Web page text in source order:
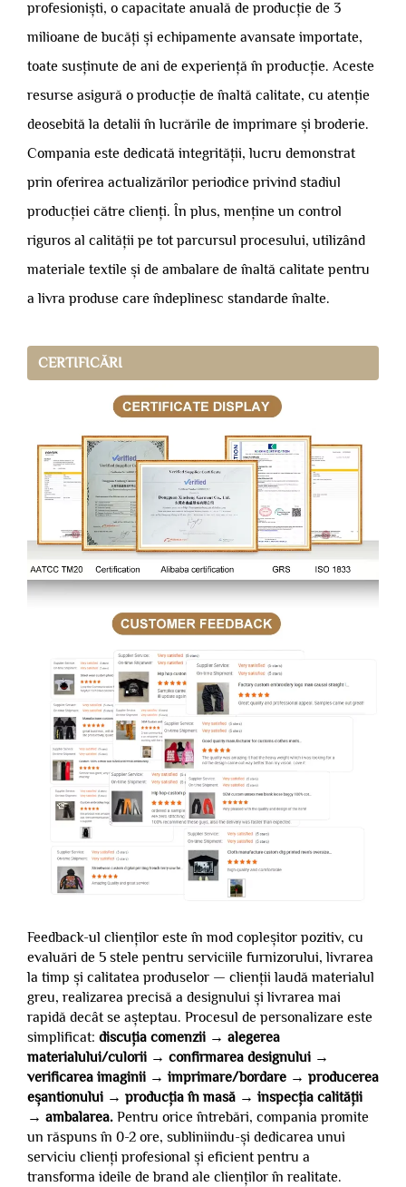
profesioniști, o capacitate anuală de producție de 3
milioane de bucăți și echipamente avansate importate,
toate susținute de ani de experiență în producție. Aceste
resurse asigură o producție de înaltă calitate, cu atenție
deosebită la detalii în lucrările de imprimare și broderie.
Compania este dedicată integrității, lucru demonstrat
prin oferirea actualizărilor periodice privind stadiul
producției către clienți. În plus, menține un control
riguros al calității pe tot parcursul procesului, utilizând
materiale textile și de ambalare de înaltă calitate pentru
a livra produse care îndeplinesc standarde înalte.
CERTIFICĂRI
Feedback-ul clienților este în mod copleșitor pozitiv, cu
evaluări de 5 stele pentru serviciile furnizorului, livrarea
la timp și calitatea produselor — clienții laudă materialul
greu, realizarea precisă a designului și livrarea mai
rapidă decât se așteptau. Procesul de personalizare este
simplificat: discuția comenzii → alegerea
materialului/culorii → confirmarea designului →
verificarea imaginii → imprimare/bordare → producerea
eșantionului → producția în masă → inspecția calității
→ ambalarea. Pentru orice întrebări, compania promite
un răspuns în 0-2 ore, subliniindu-și dedicarea unui
serviciu clienți profesional și eficient pentru a
transforma ideile de brand ale clienților în realitate.